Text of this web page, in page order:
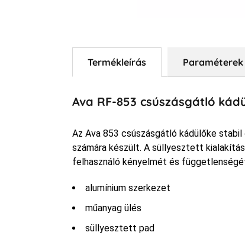
Termékleírás Paraméterek
Ava RF-853 csúszásgátló
Az Ava 853 csúszásgátló kádülőke
számára készült. A süllyesztett
felhasználó kényelmét és
alumínium szerkezet
műanyag ülés
süllyesztett pad